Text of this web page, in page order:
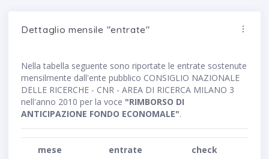
Dettaglio mensile "entrate"
Nella tabella seguente sono riportate le entrate sostenute
mensilmente dall'ente pubblico CONSIGLIO NAZIONALE
DELLE RICERCHE - CNR - AREA DI RICERCA MILANO 3
nell'anno 2010 per la voce "RIMBORSO DI
ANTICIPAZIONE FONDO ECONOMALE".
mese entrate check